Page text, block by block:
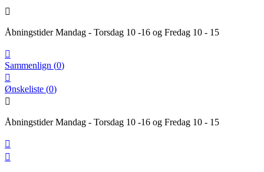

Åbningstider Mandag - Torsdag 10 -16 og Fredag 10 - 15

Sammenlign (0)

Ønskeliste (0)

Åbningstider Mandag - Torsdag 10 -16 og Fredag 10 - 15

